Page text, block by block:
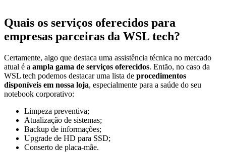
Quais os serviços oferecidos para
empresas parceiras da WSL tech?
Certamente, algo que destaca uma assistência técnica no mercado
atual é a ampla gama de serviços oferecidos. Então, no caso da
WSL tech podemos destacar uma lista de procedimentos
disponíveis em nossa loja, especialmente para a saúde do seu
notebook corporativo:
Limpeza preventiva;
Atualização de sistemas;
Backup de informações;
Upgrade de HD para SSD;
Conserto de placa-mãe.